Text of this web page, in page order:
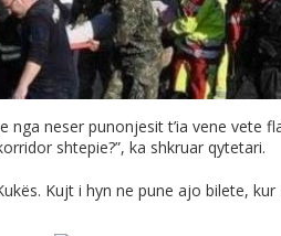
nga neser punonjesit t’ia vene vete
shtepie?”, ka shkruar qytetari.
Kujt i hyn ne pune ajo bilete,